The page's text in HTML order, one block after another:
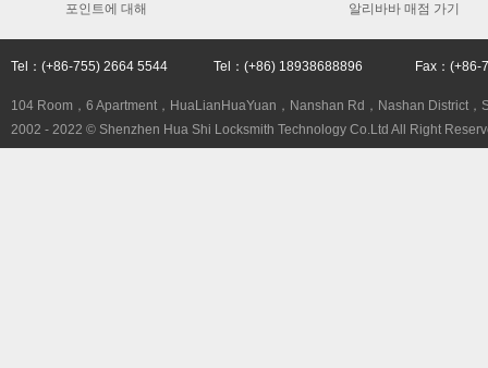
포인트에 대해
알리바바 매점 가기
Tel：(+86-755) 2664 5544 Tel：(+86) 18938688896 Fax：(+86-755)
104 Room，6 Apartment，HuaLianHuaYuan，Nanshan Rd，Nashan District
2002 - 2022 © Shenzhen Hua Shi Locksmith Technology Co.Ltd All Right